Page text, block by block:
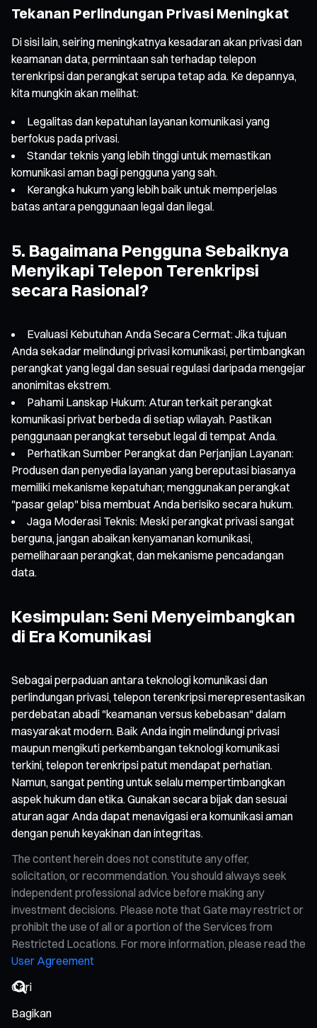
Tekanan Perlindungan Privasi Meningkat
Di sisi lain, seiring meningkatnya kesadaran akan privasi dan
keamanan data, permintaan sah terhadap telepon
terenkripsi dan perangkat serupa tetap ada. Ke depannya,
kita mungkin akan melihat:
Legalitas dan kepatuhan layanan komunikasi yang
berfokus pada privasi.
Standar teknis yang lebih tinggi untuk memastikan
komunikasi aman bagi pengguna yang sah.
Kerangka hukum yang lebih baik untuk memperjelas
batas antara penggunaan legal dan ilegal.
5. Bagaimana Pengguna Sebaiknya
Menyikapi Telepon Terenkripsi
secara Rasional?
Evaluasi Kebutuhan Anda Secara Cermat: Jika tujuan
Anda sekadar melindungi privasi komunikasi, pertimbangkan
perangkat yang legal dan sesuai regulasi daripada mengejar
anonimitas ekstrem.
Pahami Lanskap Hukum: Aturan terkait perangkat
komunikasi privat berbeda di setiap wilayah. Pastikan
penggunaan perangkat tersebut legal di tempat Anda.
Perhatikan Sumber Perangkat dan Perjanjian Layanan:
Produsen dan penyedia layanan yang bereputasi biasanya
memiliki mekanisme kepatuhan; menggunakan perangkat
"pasar gelap" bisa membuat Anda berisiko secara hukum.
Jaga Moderasi Teknis: Meski perangkat privasi sangat
berguna, jangan abaikan kenyamanan komunikasi,
pemeliharaan perangkat, dan mekanisme pencadangan
data.
Kesimpulan: Seni Menyeimbangkan
di Era Komunikasi
Sebagai perpaduan antara teknologi komunikasi dan
perlindungan privasi, telepon terenkripsi merepresentasikan
perdebatan abadi "keamanan versus kebebasan" dalam
masyarakat modern. Baik Anda ingin melindungi privasi
maupun mengikuti perkembangan teknologi komunikasi
terkini, telepon terenkripsi patut mendapat perhatian.
Namun, sangat penting untuk selalu mempertimbangkan
aspek hukum dan etika. Gunakan secara bijak dan sesuai
aturan agar Anda dapat menavigasi era komunikasi aman
dengan penuh keyakinan dan integritas.
The content herein does not constitute any offer,
solicitation, or recommendation. You should always seek
independent professional advice before making any
investment decisions. Please note that Gate may restrict or
prohibit the use of all or a portion of the Services from
Restricted Locations. For more information, please read the
User Agreement
Bagikan